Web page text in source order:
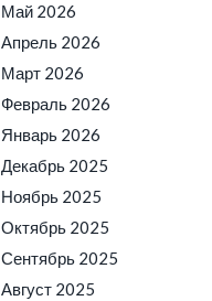
Май 2026
Апрель 2026
Март 2026
Февраль 2026
Январь 2026
Декабрь 2025
Ноябрь 2025
Октябрь 2025
Сентябрь 2025
Август 2025